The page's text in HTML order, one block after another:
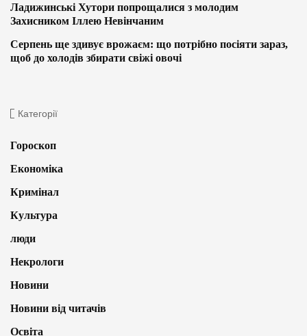
Ладижинські Хутори попрощалися з молодим
Захисником Іллею Невінчаним
Серпень ще здивує врожаєм: що потрібно посіяти зараз,
щоб до холодів збирати свіжі овочі
Категорії
Гороскоп
Економіка
Кримінал
Культура
люди
Некрологи
Новини
Новини від читачів
Освіта